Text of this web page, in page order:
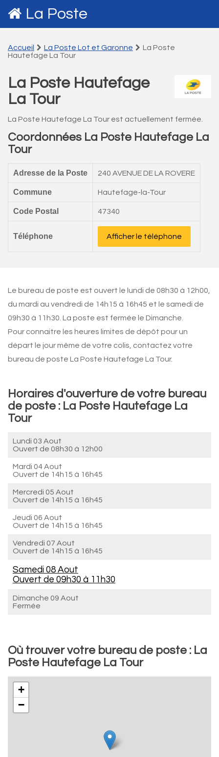
La Poste
Accueil La Poste Lot et Garonne
La Poste
Hautefage La Tour
La Poste Hautefage
La Tour
La Poste Hautefage La Tour est actuellement fermée.
Coordonnées La Poste Hautefage La
Tour
Adresse de la Poste 240 AVENUE DE LA ROVERE
Commune Hautefage-la-Tour
Code Postal 47340
Téléphone Afficher le téléphone
Le bureau de poste est ouvert le lundi de 08h30 à 12h00,
du mardi au vendredi de 14h15 à 16h45 et le samedi de
09h30 à 11h30. La poste est fermée le Dimanche.
Pour connaitre les heures limites de dépôt pour un
départ le jour même de votre colis, contactez votre
bureau de poste La Poste Hautefage La Tour.
Horaires d'ouverture de votre bureau
de poste : La Poste Hautefage La
Tour
Lundi 03 Aout
Ouvert de 08h30 à 12h00
Mardi 04 Aout
Ouvert de 14h15 à 16h45
Mercredi 05 Aout
Ouvert de 14h15 à 16h45
Jeudi 06 Aout
Ouvert de 14h15 à 16h45
Vendredi 07 Aout
Ouvert de 14h15 à 16h45
Samedi 08 Aout
Ouvert de 09h30 à 11h30
Dimanche 09 Aout
Fermée
Où trouver votre bureau de poste : La
Poste Hautefage La Tour
+
−